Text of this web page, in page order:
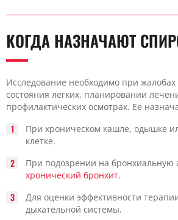
КОГДА НАЗНАЧАЮТ
Исследование необходимо при
состояния легких, планировании
профилактических осмотрах. Ее
При хроническом кашле, одышке
клетке.
При подозрении на бронхиальную
хронический бронхит.
Для оценки эффективности
дыхательной системы.